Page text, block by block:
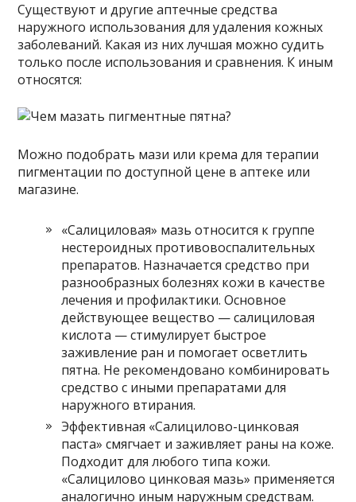
Существуют и другие аптечные средства
наружного использования для удаления кожных
заболеваний. Какая из них лучшая можно судить
только после использования и сравнения. К иным
относятся:
Можно подобрать мази или крема для терапии
пигментации по доступной цене в аптеке или
магазине.
«Салициловая» мазь относится к группе
нестероидных противовоспалительных
препаратов. Назначается средство при
разнообразных болезнях кожи в качестве
лечения и профилактики. Основное
действующее вещество — салициловая
кислота — стимулирует быстрое
заживление ран и помогает осветлить
пятна. Не рекомендовано комбинировать
средство с иными препаратами для
наружного втирания.
Эффективная «Салицилово-цинковая
паста» смягчает и заживляет раны на коже.
Подходит для любого типа кожи.
«Салицилово цинковая мазь» применяется
аналогично иным наружным средствам.